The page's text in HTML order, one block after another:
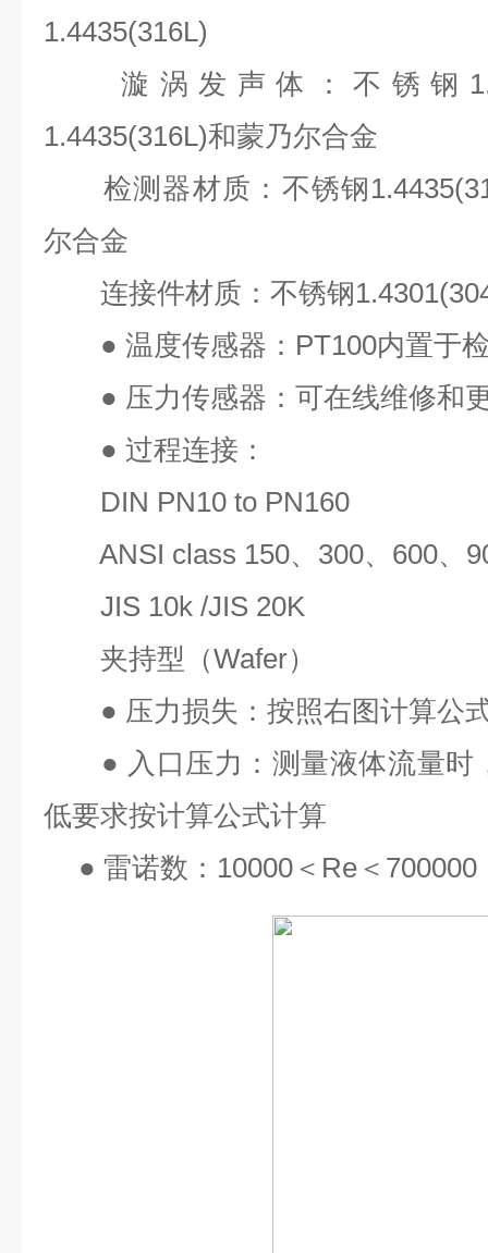
1.4435(316L)
漩涡发声体：不锈钢
1.4435(316L)和蒙乃尔合金
检测器材质：不锈钢
尔合金
连接件材质：不锈钢
● 温度传感器： PT100内置于
● 压力传感器：可在线维修和
● 过程连接：
DIN PN10 to PN160
ANSI class 150、 300、 600、
JIS 10k /JIS 20K
夹持型（Wafer）
● 压力损失：按照右图计算公
● 入口压力：测量液体流量
低要求按计算公式计算
● 雷诺数： 10000 ＜ Re ＜ 700000